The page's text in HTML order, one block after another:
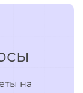
на